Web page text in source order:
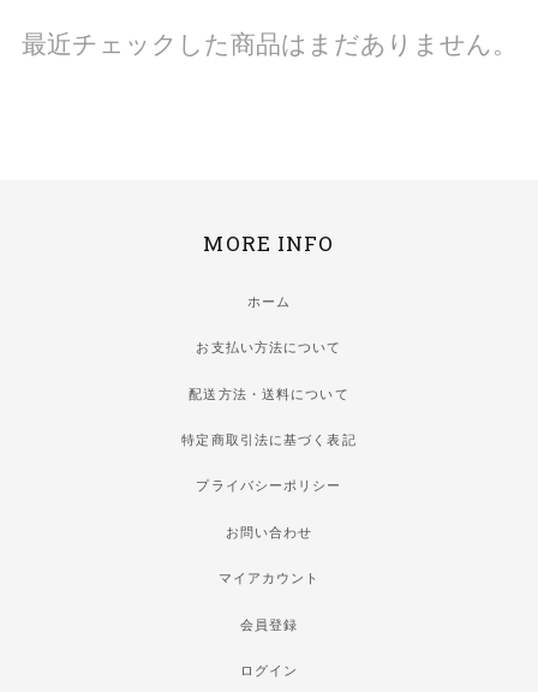
最近チェックした商品はまだありません。
MORE INFO
ホーム
お支払い方法について
配送方法・送料について
特定商取引法に基づく表記
プライバシーポリシー
お問い合わせ
マイアカウント
会員登録
ログイン